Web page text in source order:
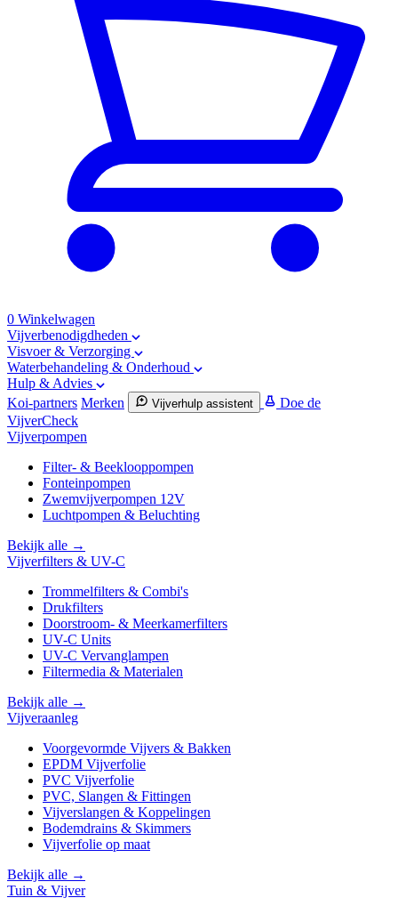
0 Winkelwagen
Vijverbenodigdheden
Visvoer & Verzorging
Waterbehandeling & Onderhoud
Hulp & Advies
Koi-partners Merken Vijverhulp assistent
Doe de
VijverCheck
Vijverpompen
Filter- & Beeklooppompen
Fonteinpompen
Zwemvijverpompen 12V
Luchtpompen & Beluchting
Bekijk alle →
Vijverfilters & UV-C
Trommelfilters & Combi's
Drukfilters
Doorstroom- & Meerkamerfilters
UV-C Units
UV-C Vervanglampen
Filtermedia & Materialen
Bekijk alle →
Vijveraanleg
Voorgevormde Vijvers & Bakken
EPDM Vijverfolie
PVC Vijverfolie
PVC, Slangen & Fittingen
Vijverslangen & Koppelingen
Bodemdrains & Skimmers
Vijverfolie op maat
Bekijk alle →
Tuin & Vijver